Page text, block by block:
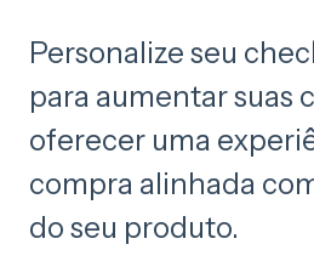
Personalize seu
para aumentar suas
oferecer uma
compra alinhada
do seu produto.